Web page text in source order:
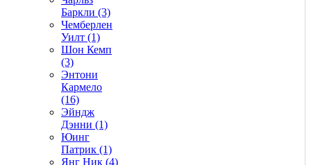
Баркли (3)
Чемберлен
Уилт (1)
Шон Кемп
(3)
Энтони
Кармело
(16)
Эйндж
Дэнни (1)
Юинг
Патрик (1)
Янг Ник (4)